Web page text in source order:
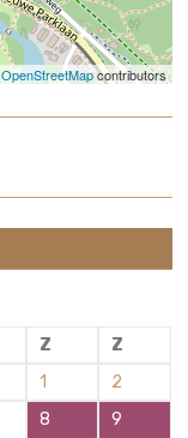
OpenStreetMapcontributors
Z
Z
1
2
8
9